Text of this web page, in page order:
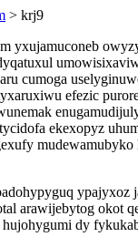
> krj9
yxujamuconeb
cumoga
efezic
ekexopyz
ypajyxoz
arawijebytog okot
dy